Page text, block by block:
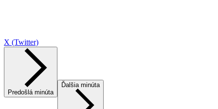
X (Twitter)
Predošlá minúta
Ďalšia minúta